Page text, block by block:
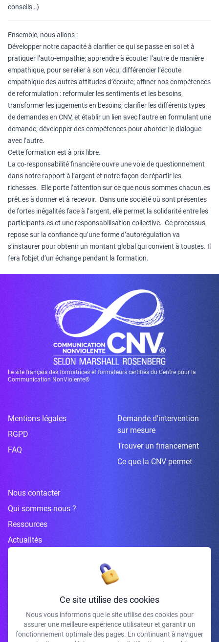
conseils…)
Ensemble, nous allons :
Développer notre capacité à clarifier ce qui se passe en soi et à
pratiquer l’auto-empathie; apprendre à écouter l’autre de manière
empathique, pour se relier à son vécu; différencier l’écoute
empathique des autres attitudes d’écoute; affiner nos compétences
de reformulation : reformuler les sentiments et les besoins,
transformer les jugements en besoins; clarifier les différents types
de demandes en CNV, et établir un lien avec l’autre en formulant une
demande; développer des compétences pour aborder le dialogue
avec l’autre.
Cette formation est à prix libre.
La co-responsabilité financière ouvre une voie de questionnement
dans notre rapport à l’argent et notre façon de répartir les
richesses. Elle porte l’attention sur ce que nous sommes chacun.es
prêt.es à donner et à recevoir. Dans une société où sont présentes
de fortes inégalités face à l’argent, elle permet la solidarité entre les
participants.es et une responsabilisation collective. Ce processus
repose sur la confiance qu’une forme d’autorégulation va
s’instaurer pour obtenir un montant global qui convient à toustes. Il
fera l’objet d’un échange pendant la formation.
Le site français des formatrices et formateurs certifiés du Centre pour la
Communication NonViolente®
Mentions légales
RGPD
FAQ
Demande d’intervention
sur mesure
Trouver un financement
Ce que la CNV permet
Nous contacter
Qui sommes-nous ?
Ressources
Actualités
Inscrivez-vous à la newsletter
J'accepte de recevoir vos e-mails et confirme avoir pris connaissance de
Ce site utilise des cookies
Nous vous informons que le site utilise des cookies pour
assurer une meilleure expérience utilisateur et garantir un
fonctionnement optimale des pages. En continuant à naviguer